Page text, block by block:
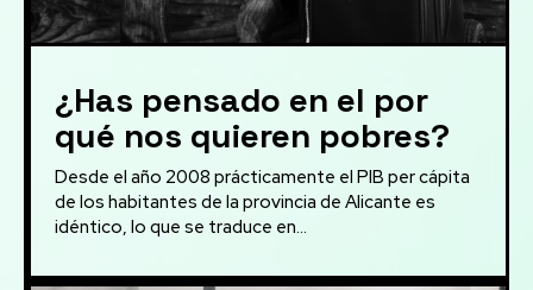
¿Has pensado en el por
qué nos quieren pobres?
Desde el año 2008 prácticamente el PIB per cápita
de los habitantes de la provincia de Alicante es
idéntico, lo que se traduce en...